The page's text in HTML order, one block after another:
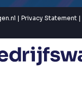
| Privacy Statement |